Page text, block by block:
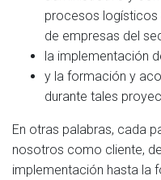
procesos logísticos
de empresas del
la implementación
y la formación y
durante tales
En otras palabras, cada
nosotros como cliente,
implementación hasta la